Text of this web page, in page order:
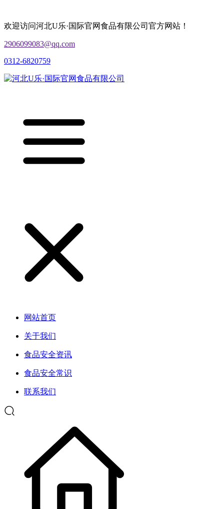
欢迎访问河北U乐·国际官网食品有限公司官方网站！
2906099083@qq.com
0312-6820759
网站首页
关于我们
食品安全资讯
食品安全常识
联系我们